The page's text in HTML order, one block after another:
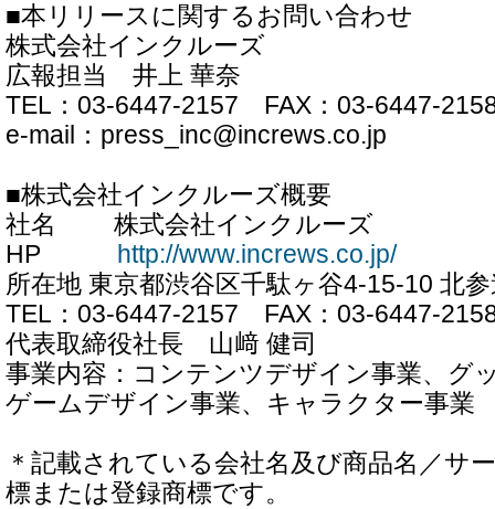
■本リリースに関するお問い合わせ
株式会社インクルーズ
広報担当 井上 華奈
TEL：03-6447-2157 FAX：03-6447-
e-mail：press_inc@increws.co.jp
■株式会社インクルーズ概要
社名 株式会社インクルーズ
HP
http://www.increws.co.jp/
所在地 東京都渋谷区千駄ヶ谷4-15-10 北
TEL：03-6447-2157 FAX：03-6447-
代表取締役社長 山﨑 健司
事業内容：コンテンツデザイン事業、グ
ゲームデザイン事業、キャラクター事業
＊記載されている会社名及び商品名／サ
標または登録商標です。